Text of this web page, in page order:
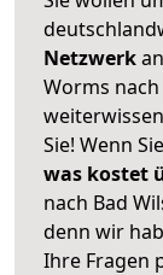
Netzwerk
Worms
Sie! Wenn
was kostet
nach Bad
denn wir
Ihre Fragen